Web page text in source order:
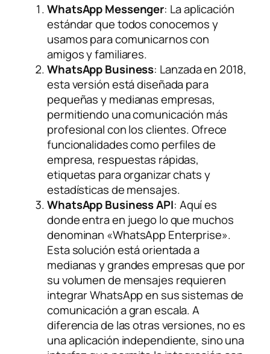
WhatsApp Messenger: La aplicación
estándar que todos conocemos y
usamos para comunicarnos con
amigos y familiares.
WhatsApp Business: Lanzada en 2018,
esta versión está diseñada para
pequeñas y medianas empresas,
permitiendo una comunicación más
profesional con los clientes. Ofrece
funcionalidades como perfiles de
empresa, respuestas rápidas,
etiquetas para organizar chats y
estadísticas de mensajes.
WhatsApp Business API: Aquí es
donde entra en juego lo que muchos
denominan «WhatsApp Enterprise».
Esta solución está orientada a
medianas y grandes empresas que por
su volumen de mensajes requieren
integrar WhatsApp en sus sistemas de
comunicación a gran escala. A
diferencia de las otras versiones, no es
una aplicación independiente, sino una